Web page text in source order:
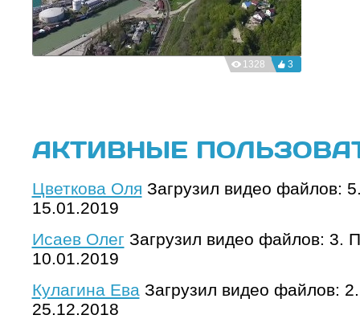
3
1328
АКТИВНЫЕ
Цветкова Оля Загрузил видео файлов:
15.01.2019
Исаев Олег Загрузил видео файлов: 3.
10.01.2019
Кулагина ЕваЗагрузил видео файлов:
25.12.2018